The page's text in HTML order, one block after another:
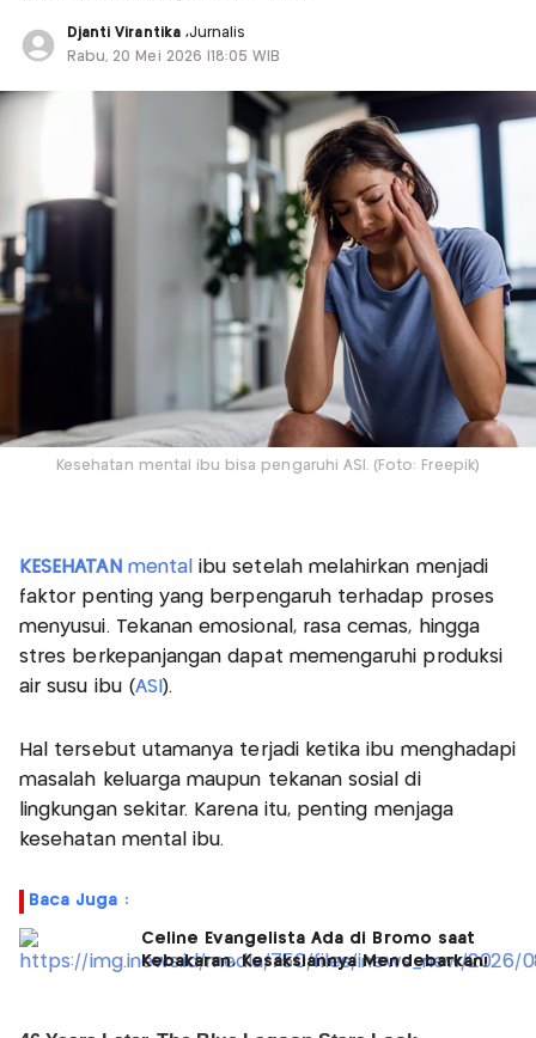
Djanti Virantika ,Jurnalis
Rabu, 20 Mei 2026 |18:05 WIB
Kesehatan mental ibu bisa pengaruhi ASI. (Foto: Freepik)
KESEHATAN mental ibu setelah melahirkan menjadi
faktor penting yang berpengaruh terhadap proses
menyusui. Tekanan emosional, rasa cemas, hingga
stres berkepanjangan dapat memengaruhi produksi
air susu ibu (ASI ).
Hal tersebut utamanya terjadi ketika ibu menghadapi
masalah keluarga maupun tekanan sosial di
lingkungan sekitar. Karena itu, penting menjaga
kesehatan mental ibu.
Baca Juga :
Celine Evangelista Ada di Bromo saat
Kebakaran, Kesaksiannya Mendebarkan!